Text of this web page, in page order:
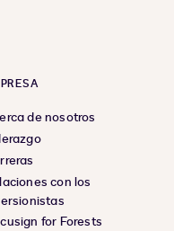
de nosotros
con los
for Forests